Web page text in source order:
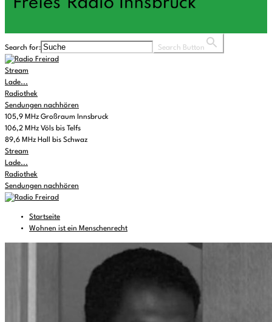
Search for: Search Button
Stream
Lade...
Radiothek
Sendungen nachhören
105,9 MHz Großraum Innsbruck
106,2 MHz Völs bis Telfs
89,6 MHz Hall bis Schwaz
Stream
Lade...
Radiothek
Sendungen nachhören
Startseite
Wohnen ist ein Menschenrecht